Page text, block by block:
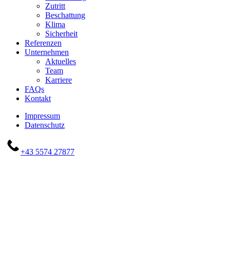
Zutritt
Beschattung
Klima
Sicherheit
Referenzen
Unternehmen
Aktuelles
Team
Karriere
FAQs
Kontakt
Impressum
Datenschutz
+43 5574 27877